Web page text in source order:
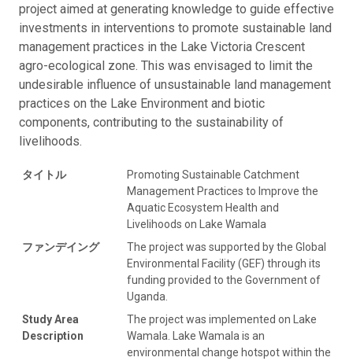
project aimed at generating knowledge to guide effective
investments in interventions to promote sustainable land
management practices in the Lake Victoria Crescent
agro-ecological zone. This was envisaged to limit the
undesirable influence of unsustainable land management
practices on the Lake Environment and biotic
components, contributing to the sustainability of
livelihoods.
タイトル
Promoting Sustainable Catchment
Management Practices to Improve the
Aquatic Ecosystem Health and
Livelihoods on Lake Wamala
ファンデイング
The project was supported by the Global
Environmental Facility (GEF) through its
funding provided to the Government of
Uganda.
Study Area
Description
The project was implemented on Lake
Wamala. Lake Wamala is an
environmental change hotspot within the